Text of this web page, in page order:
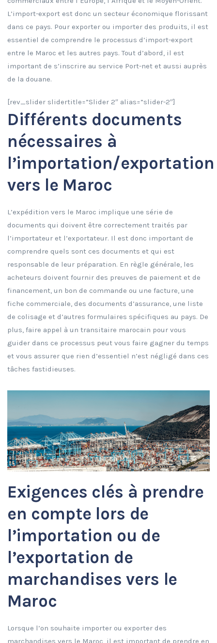
L’import-export est donc un secteur économique florissant
dans ce pays. Pour exporter ou importer des produits, il est
essentiel de comprendre le processus d’import-export
entre le Maroc et les autres pays. Tout d’abord, il est
important de s’inscrire au service Port-net et aussi auprès
de la douane.
[rev_slider slidertitle=”Slider 2″ alias=”slider-2″]
Différents documents
nécessaires à
l’importation/exportation
vers le Maroc
L’expédition vers le Maroc implique une série de
documents qui doivent être correctement traités par
l’importateur et l’exportateur. Il est donc important de
comprendre quels sont ces documents et qui est
responsable de leur préparation. En règle générale, les
acheteurs doivent fournir des preuves de paiement et de
financement, un bon de commande ou une facture, une
fiche commerciale, des documents d’assurance, une liste
de colisage et d’autres formulaires spécifiques au pays. De
plus, faire appel à un transitaire marocain pour vous
guider dans ce processus peut vous faire gagner du temps
et vous assurer que rien d’essentiel n’est négligé dans ces
tâches fastidieuses.
Exigences clés à prendre
en compte lors de
l’importation ou de
l’exportation de
marchandises vers le
Maroc
Lorsque l’on souhaite importer ou exporter des
marchandises vers le Maroc, il est important de prendre en